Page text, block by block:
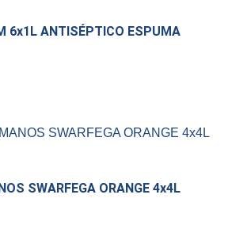
6x1L ANTISÉPTICO ESPUMA
SWARFEGA ORANGE 4x4L